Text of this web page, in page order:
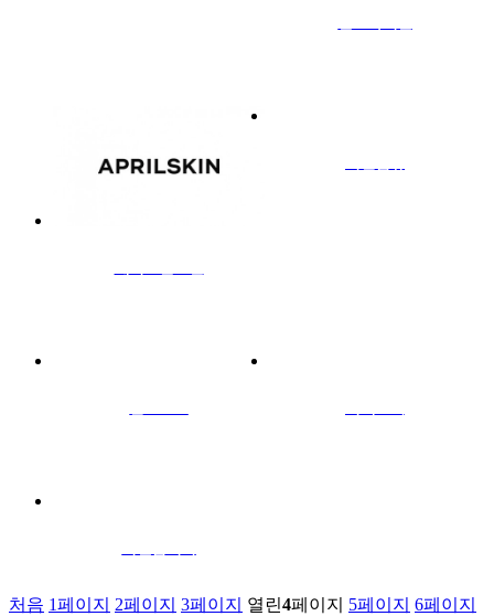
처음 1페이지 2페이지 3페이지 열린4페이지 5페이지 6페이지